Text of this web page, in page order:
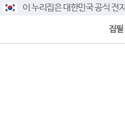
이 누리집은 대한민국 공식 전
집필